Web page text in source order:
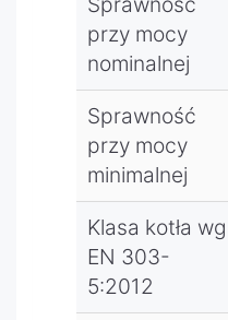
kolorowy
panel
pokojowy
ecoSTER
TOUCH z
funkcją
zdalnego
sterowan
ia kotła,
termosta
t
pokojowy
przy mocy
nominalnej
Sprawność
przy mocy
minimalnej
Klasa kotła wg
EN 303-
5:2012